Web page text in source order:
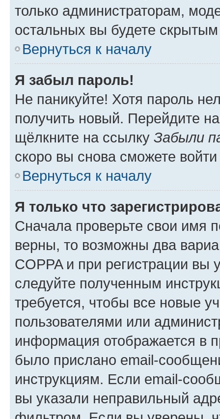
только администраторам,
остальных вы будете
Вернуться к началу
Я забыл пароль!
Не паникуйте! Хотя пароль
получить новый. Перейдите
щёлкните на ссылку Забыли
скоро вы снова сможете
Вернуться к началу
Я только что
Сначала проверьте свои имя
верны, то возможны два
COPPA и при регистрации вы
следуйте полученным
требуется, чтобы все новые
пользователями или
информация отображается в
было прислано email-
инструкциям. Если email-
вы указали неправильный